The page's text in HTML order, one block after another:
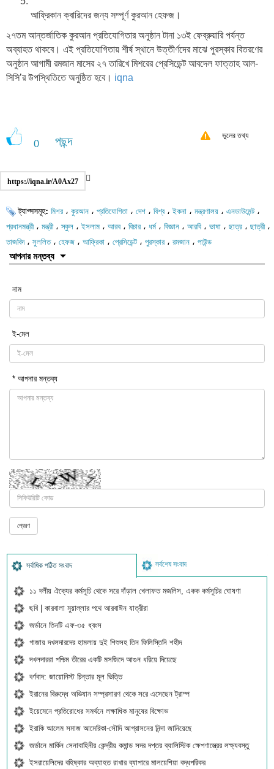
আফ্রিকান ক্বারিদের জন্য সম্পূর্ণ কুরআন হেফজ।
২৭তম আন্তর্জাতিক কুরআন প্রতিযোগিতার অনুষ্ঠান টানা ১৩ই ফেব্রুয়ারি পর্যন্ত
অব্যাহত থাকবে। এই প্রতিযোগিতায় শীর্ষ স্থানে উত্তীর্ণদের মাঝে পুরস্কার বিতরণের
অনুষ্ঠান আগামী রমজান মাসের ২৭ তারিখে মিশরের প্রেসিডেন্ট আবদেল ফাত্তাহ আল-
সিসি’র উপস্থিতিতে অনুষ্ঠিত হবে। iqna
0 পছন্দ ভুলের তথ্য
https://iqna.ir/A0Ax27
ট্যাগ্সসমূহ: মিশর ، কুরআন ، প্রতিযোগিতা ، দেশ ، বিশ্ব ،ইকনা ، মন্ত্রণালয় ، এনডাউমেন্ট ،
প্রধানমন্ত্রী، মন্ত্রী،স্কুল ،ইসলাম ، আরব ، বিচার ، ধর্ম، বিজ্ঞান ، আরবি ، ভাষা ، ছাত্র ، ছাত্রী،
তাজবিদ، সুললিত، হেফজ ، আফ্রিকা ، প্রেসিডেন্ট ، পুরস্কার ، রমজান ، পাউন্ড
আপনার মন্তব্য
নাম
ই-মেল
* আপনার মন্তব্য
সর্বাধিক পঠিত সংবাদ সর্বশেষ সংবাদ
১১ দলীয় ঐক্যের কর্মসূচি থেকে সরে দাঁড়াল খেলাফত মজলিস, একক কর্মসূচির ঘোষণা
ছবি | কারবালা মুয়াল্লার পথে আরবাঈন যাত্রীরা
জর্ডানে তিনটি এফ-৩৫ ধ্বংস
গাজায় দখলদারদের হামলায় দুই শিশুসহ তিন ফিলিস্তিনি শহীদ
দখলদাররা পশ্চিম তীরের একটি মসজিদে আগুন ধরিয়ে দিয়েছে
বর্ণবাদ: জায়োনিস্ট চিন্তার মূল ভিত্তি
ইরানের বিরুদ্ধে অভিযান সম্প্রসারণ থেকে সরে এসেছেন ট্রাম্প
ইয়েমেনে প্রতিরোধের সমর্থনে লক্ষাধিক মানুষের বিক্ষোভ
ইরাকি আলেম সমাজ আমেরিকা-সৌদি আগ্রাসনের নিন্দা জানিয়েছে
জর্ডানে মার্কিন সেনাবাহিনীর কেন্দ্রীয় কমান্ড সদর দপ্তর ব্যালিস্টিক ক্ষেপণাস্ত্রের লক্ষ্যবস্তু
ইসরায়েলিদের বহিষ্কার অব্যাহত রাখার ব্যাপারে মালয়েশিয়া বদ্ধপরিকর